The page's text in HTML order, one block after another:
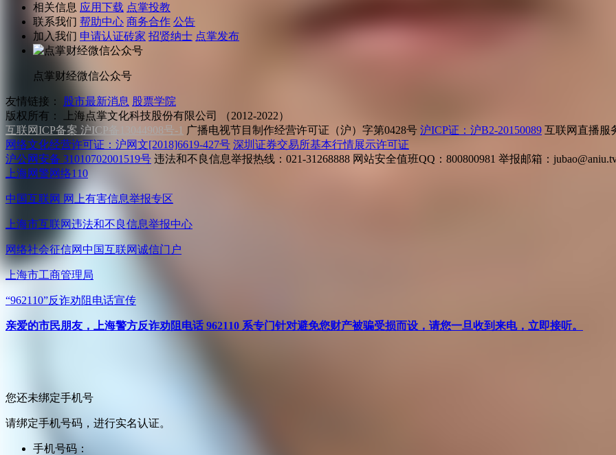
相关信息 应用下载 点掌投教
联系我们 帮助中心 商务合作 公告
加入我们 申请认证砖家 招贤纳士 点掌发布
点掌财经微信公众号
友情链接： 股市最新消息 股票学院
版权所有：
上海点掌文化科技股份有限公司 （2012-2022）
互联网ICP备案 沪ICP备13044908号-1 广播电视节目制作经营许可证（沪）字第0428号 沪ICP证：沪B2-20150089 互联网直播服
网络文化经营许可证：沪网文[2018]6619-427号 深圳证券交易所基本行情展示许可证
沪公网安备 31010702001519号 违法和不良信息举报热线：021-31268888 网站安全值班QQ：800800981 举报邮箱：
上海网警网络110
中国互联网 网上有害信息举报专区
上海市互联网违法和不良信息举报中心
网络社会征信网中国互联网诚信门户
上海市工商管理局
“962110”反诈劝阻电话宣传
亲爱的市民朋友，上海警方反诈劝阻电话 962110 系专门针对避免您财产被骗受损而设，请您一旦收到来电，立即接听。
您还未绑定手机号
请绑定手机号码，进行实名认证。
手机号码：